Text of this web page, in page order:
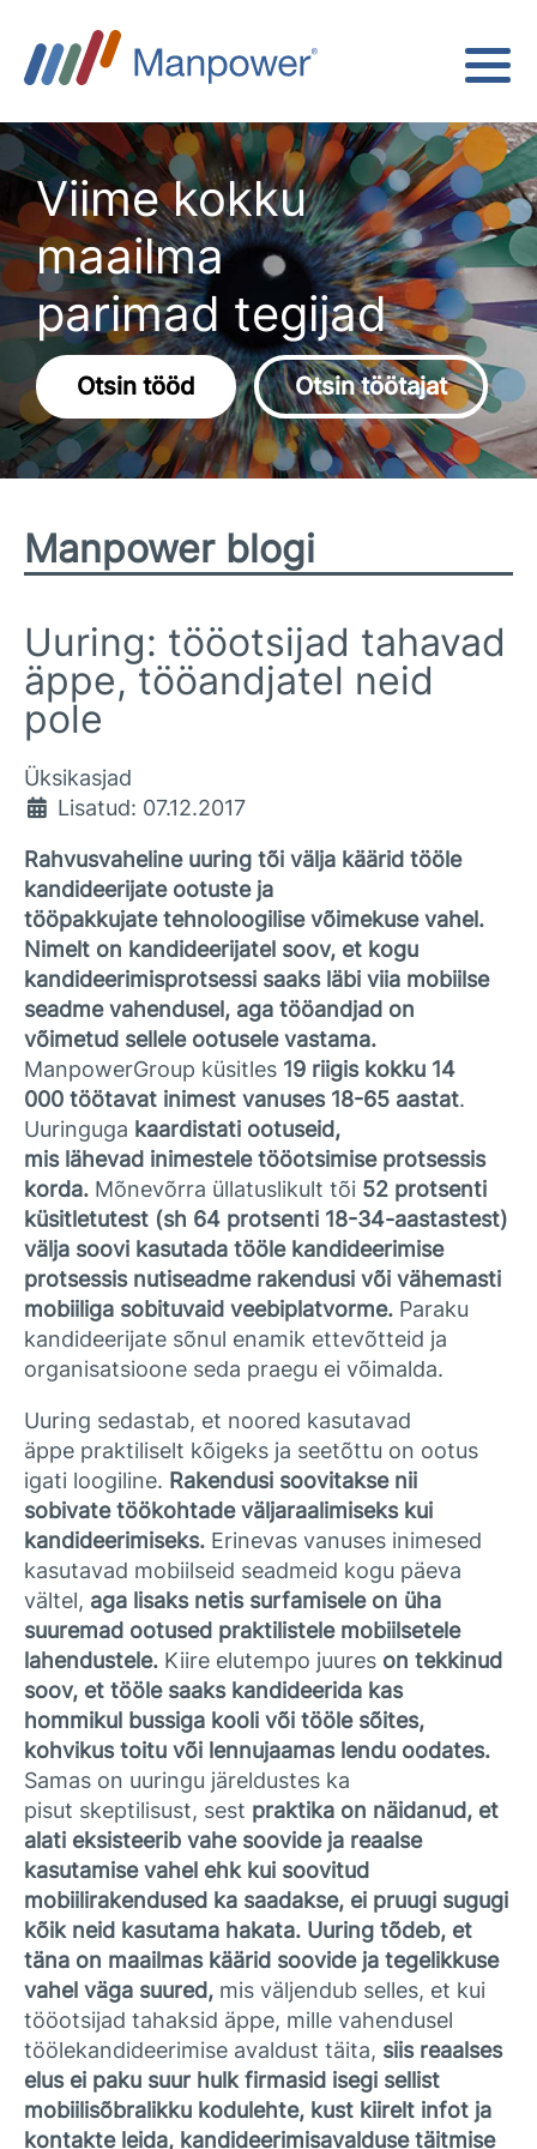
Viime kokku
maailma
parimad tegijad
Otsin tööd Otsin töötajat
Manpower blogi
Uuring: tööotsijad tahavad
äppe, tööandjatel neid
pole
Üksikasjad
Lisatud: 07.12.2017
Rahvusvaheline uuring tõi välja käärid tööle
kandideerijate ootuste ja
tööpakkujate tehnoloogilise võimekuse vahel.
Nimelt on kandideerijatel soov, et kogu
kandideerimisprotsessi saaks läbi viia mobiilse
seadme vahendusel, aga tööandjad on
võimetud sellele ootusele vastama.
ManpowerGroup küsitles 19 riigis kokku 14
000 töötavat inimest vanuses 18-65 aastat.
Uuringuga kaardistati ootuseid,
mis lähevad inimestele tööotsimise protsessis
korda. Mõnevõrra üllatuslikult tõi 52 protsenti
küsitletutest (sh 64 protsenti 18-34-aastastest)
välja soovi kasutada tööle kandideerimise
protsessis nutiseadme rakendusi või vähemasti
mobiiliga sobituvaid veebiplatvorme. Paraku
kandideerijate sõnul enamik ettevõtteid ja
organisatsioone seda praegu ei võimalda.
Uuring sedastab, et noored kasutavad
äppe praktiliselt kõigeks ja seetõttu on ootus
igati loogiline. Rakendusi soovitakse nii
sobivate töökohtade väljaraalimiseks kui
kandideerimiseks. Erinevas vanuses inimesed
kasutavad mobiilseid seadmeid kogu päeva
vältel, aga lisaks netis surfamisele on üha
suuremad ootused praktilistele mobiilsetele
lahendustele. Kiire elutempo juures on tekkinud
soov, et tööle saaks kandideerida kas
hommikul bussiga kooli või tööle sõites,
kohvikus toitu või lennujaamas lendu oodates.
Samas on uuringu järeldustes ka
pisut skeptilisust, sest praktika on näidanud, et
alati eksisteerib vahe soovide ja reaalse
kasutamise vahel ehk kui soovitud
mobiilirakendused ka saadakse, ei pruugi sugugi
kõik neid kasutama hakata. Uuring tõdeb, et
täna on maailmas käärid soovide ja tegelikkuse
vahel väga suured, mis väljendub selles, et kui
tööotsijad tahaksid äppe, mille vahendusel
töölekandideerimise avaldust täita, siis reaalses
elus ei paku suur hulk firmasid isegi sellist
mobiilisõbralikku kodulehte, kust kiirelt infot ja
kontakte leida, kandideerimisavalduse täitmise